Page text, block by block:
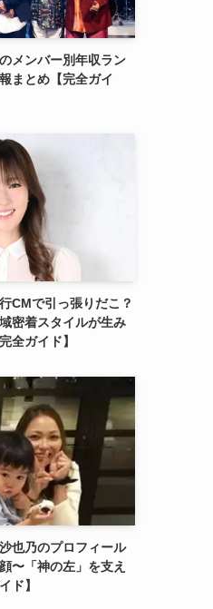
メンバー別年収ラン
まとめ【完全ガイ
CMで引っ張りだこ？
密着スタイルが生み
全ガイド】
也乃のプロフィール
〜「神の左」を支え
ド】